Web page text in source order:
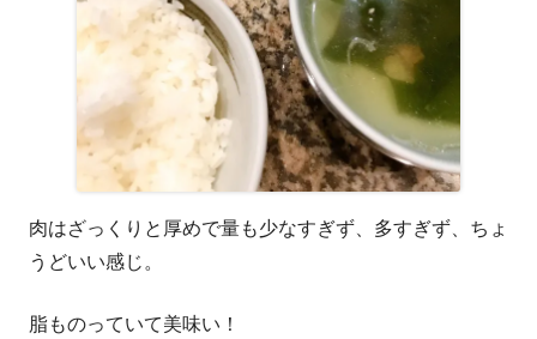
肉はざっくりと厚めで量も少なすぎず、多すぎず、ちょ
うどいい感じ。
脂ものっていて美味い！